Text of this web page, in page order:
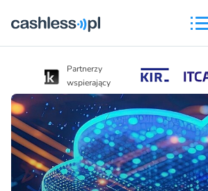
Partnerzy
wspierający